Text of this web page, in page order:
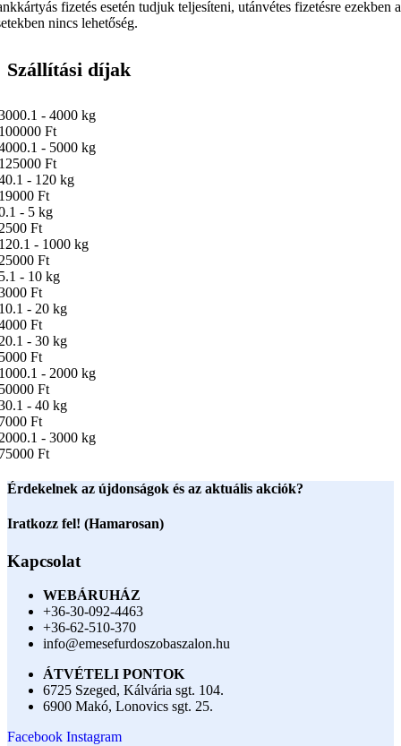
fizetés esetén tudjuk teljesíteni, utánvétes fizetésre ezekben
nincs lehetőség.
Szállítási díjak
- 4000 kg
Ft
- 5000 kg
Ft
- 120 kg
Ft
- 5 kg
Ft
- 1000 kg
Ft
- 10 kg
Ft
- 20 kg
Ft
- 30 kg
Ft
- 2000 kg
Ft
- 40 kg
Ft
- 3000 kg
Ft
Érdekelnek az újdonságok és az aktuális akciók?
Iratkozz fel! (Hamarosan)
Kapcsolat
WEBÁRUHÁZ
+36-30-092-4463
+36-62-510-370
info@emesefurdoszobaszalon.hu
ÁTVÉTELI PONTOK
6725 Szeged, Kálvária sgt. 104.​
6900 Makó, Lonovics sgt. 25.
Facebook Instagram